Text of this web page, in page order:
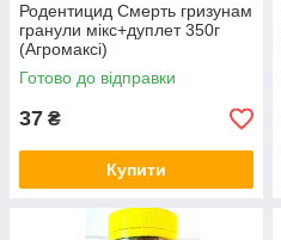
Родентицид Смерть гризунам
гранули мікс+дуплет 350г
(Агромаксі)
Готово до відправки
37 ₴
Купити